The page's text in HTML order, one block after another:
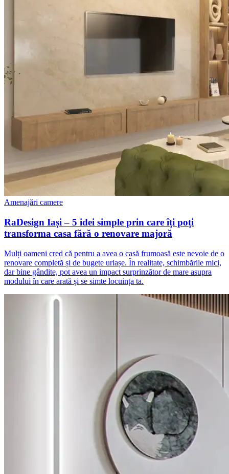
Amenajări camere
RaDesign Iași – 5 idei simple prin care îți poți
transforma casa fără o renovare majoră
Mulți oameni cred că pentru a avea o casă frumoasă este nevoie de o
renovare completă și de bugete uriașe. În realitate, schimbările mici,
dar bine gândite, pot avea un impact surprinzător de mare asupra
modului în care arată și se simte locuința ta.